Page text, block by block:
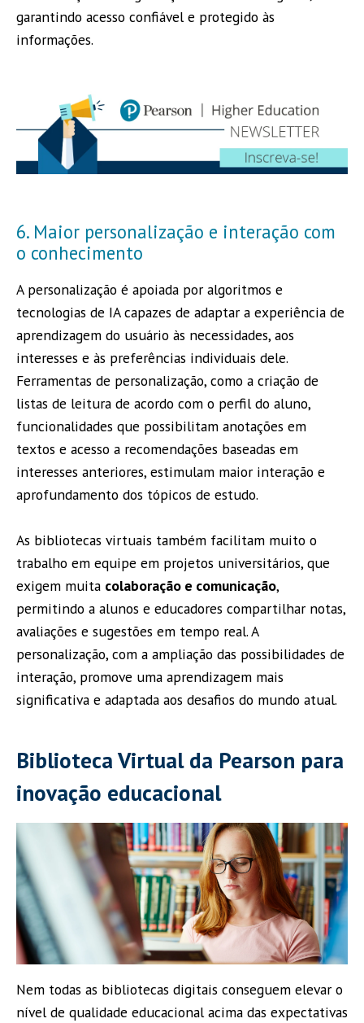
garantindo acesso confiável e protegido às
informações.
6. Maior personalização e interação com
o conhecimento
A personalização é apoiada por algoritmos e
tecnologias de IA capazes de adaptar a experiência de
aprendizagem do usuário às necessidades, aos
interesses e às preferências individuais dele.
Ferramentas de personalização, como a criação de
listas de leitura de acordo com o perfil do aluno,
funcionalidades que possibilitam anotações em
textos e acesso a recomendações baseadas em
interesses anteriores, estimulam maior interação e
aprofundamento dos tópicos de estudo.
As bibliotecas virtuais também facilitam muito o
trabalho em equipe em projetos universitários, que
exigem muita colaboração e comunicação,
permitindo a alunos e educadores compartilhar notas,
avaliações e sugestões em tempo real. A
personalização, com a ampliação das possibilidades de
interação, promove uma aprendizagem mais
significativa e adaptada aos desafios do mundo atual.
Biblioteca Virtual da Pearson para
inovação educacional
Nem todas as bibliotecas digitais conseguem elevar o
nível de qualidade educacional acima das expectativas